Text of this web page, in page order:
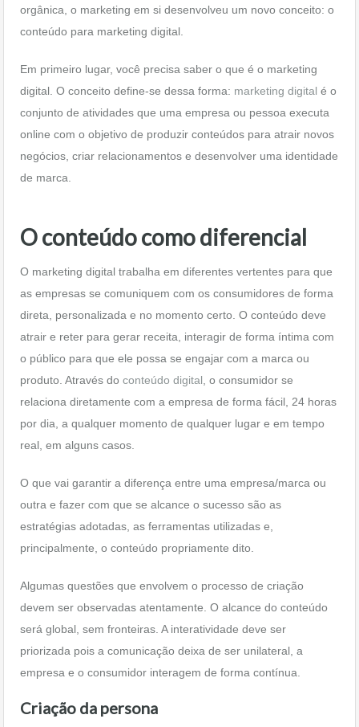
orgânica, o marketing em si desenvolveu um novo conceito: o
conteúdo para marketing digital.
Em primeiro lugar, você precisa saber o que é o marketing
digital. O conceito define-se dessa forma: marketing digital é o
conjunto de atividades que uma empresa ou pessoa executa
online com o objetivo de produzir conteúdos para atrair novos
negócios, criar relacionamentos e desenvolver uma identidade
de marca.
O conteúdo como diferencial
O marketing digital trabalha em diferentes vertentes para que
as empresas se comuniquem com os consumidores de forma
direta, personalizada e no momento certo. O conteúdo deve
atrair e reter para gerar receita, interagir de forma íntima com
o público para que ele possa se engajar com a marca ou
produto. Através do conteúdo digital , o consumidor se
relaciona diretamente com a empresa de forma fácil, 24 horas
por dia, a qualquer momento de qualquer lugar e em tempo
real, em alguns casos.
O que vai garantir a diferença entre uma empresa/marca ou
outra e fazer com que se alcance o sucesso são as
estratégias adotadas, as ferramentas utilizadas e,
principalmente, o conteúdo propriamente dito.
Algumas questões que envolvem o processo de criação
devem ser observadas atentamente. O alcance do conteúdo
será global, sem fronteiras. A interatividade deve ser
priorizada pois a comunicação deixa de ser unilateral, a
empresa e o consumidor interagem de forma contínua.
Criação da persona